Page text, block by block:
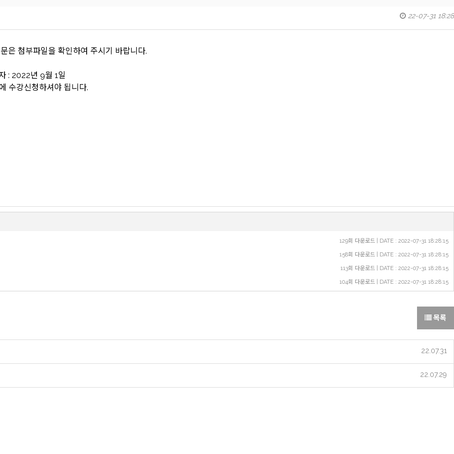
22-07-31 18:28
은 첨부파일을 확인하여 주시기 바랍니다.
: 2022년 9월 1일
수강신청하셔야 됩니다.
129회 다운로드 | DATE : 2022-07-31 18:28:15
158회 다운로드 | DATE : 2022-07-31 18:28:15
113회 다운로드 | DATE : 2022-07-31 18:28:15
104회 다운로드 | DATE : 2022-07-31 18:28:15
목록
22.07.31
22.07.29